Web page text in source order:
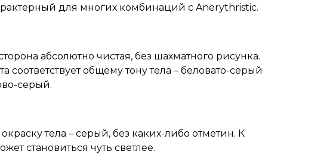
для многих комбинаций с Anerythristic.
абсолютно чистая, без шахматного рисунка.
соответствует общему тону тела – беловато-серый
серый.
окраску тела – серый, без каких-либо отметин. К
становиться чуть светлее.